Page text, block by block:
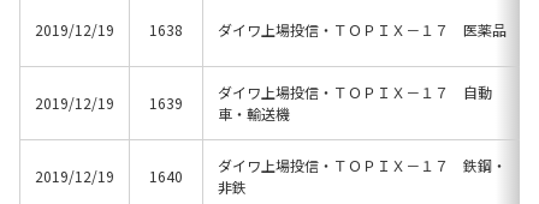
2019/12/19 1638 ダイワ上場投信・ＴＯＰＩＸ－１７ 医薬品
2019/12/19 1639
ダイワ上場投信・ＴＯＰＩＸ－１７ 自動
車・輸送機
2019/12/19 1640
ダイワ上場投信・ＴＯＰＩＸ－１７ 鉄鋼・
非鉄